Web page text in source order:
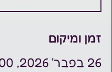
זמן ומיקום